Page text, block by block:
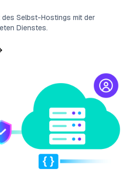
Selbst-Hostings mit der
Dienstes.